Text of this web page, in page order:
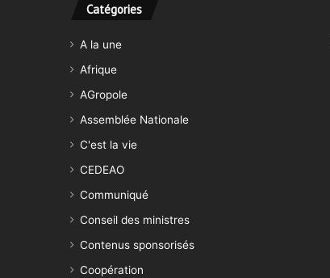
Catégories
A la une
Afrique
AGropole
Assemblée Nationale
C'est la vie
CEDEAO
Communiqué
Conseil des ministres
Contenus sponsorisés
Coopération